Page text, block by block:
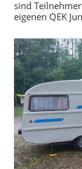
sind
eigenen QEK